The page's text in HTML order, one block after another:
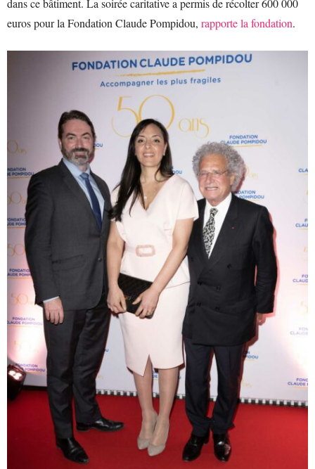
dans ce bâtiment. La soirée caritative a permis de récolter 600 000
euros pour la Fondation Claude Pompidou, rapporte la fondation.